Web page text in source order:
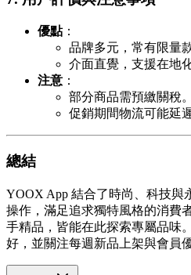
優點：
品牌多元，常有限量款
介面直覺，支援在地
注意 ：
部分商品需預繳關稅。
促銷期間物流可能延遲
總結
YOOX App 結合了時尚、科技與
操作，滿足追求獨特風格的消費
手精品，皆能在此探索專屬品味
好，並關注每週新品上架與會員